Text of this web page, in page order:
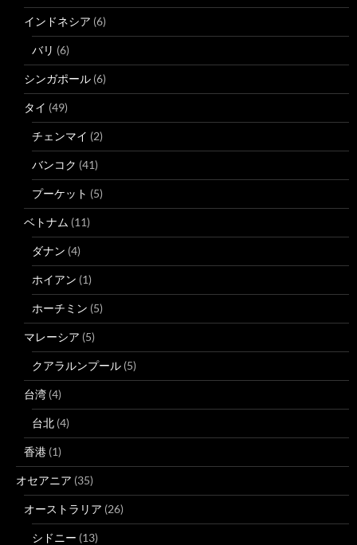
インドネシア (6)
バリ (6)
シンガポール (6)
タイ (49)
チェンマイ (2)
バンコク (41)
プーケット (5)
ベトナム (11)
ダナン (4)
ホイアン (1)
ホーチミン (5)
マレーシア (5)
クアラルンプール (5)
台湾 (4)
台北 (4)
香港 (1)
オセアニア (35)
オーストラリア (26)
シドニー (13)